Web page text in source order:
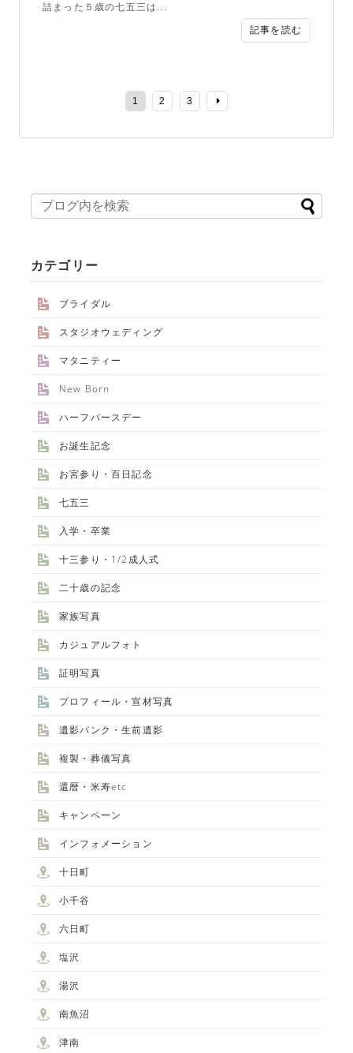
詰まった５歳の七五三は...
記事を読む
1 2 3
カテゴリー
ブライダル
スタジオウェディング
マタニティー
New Born
ハーフバースデー
お誕生記念
お宮参り・百日記念
七五三
入学・卒業
十三参り・1/2成人式
二十歳の記念
家族写真
カジュアルフォト
証明写真
プロフィール・宣材写真
遺影バンク・生前遺影
複製・葬儀写真
還暦・米寿etc
キャンペーン
インフォメーション
十日町
小千谷
六日町
塩沢
湯沢
南魚沼
津南